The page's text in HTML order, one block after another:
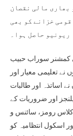
بھاری مالی نقصان
قومی خزانے کو بھی
17مارچ۔ ڈپٹی کمشنر سوراب حبیب
نے تعلیمی معیار اور
اساتذہ اور طالبات
اور ضروریات کے
رومز، سائنس و
اسکول انتظامیہ کو